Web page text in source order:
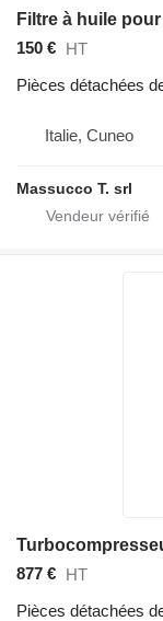
Filtre à huile
150 € HT
Pièces détachées
Italie, Cuneo
Massucco T. srl
877 € HT
Pièces détachées